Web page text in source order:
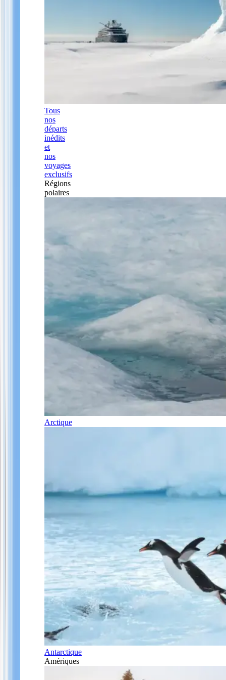
Tous
nos
départs
inédits
et
nos
voyages
exclusifs
Régions
polaires
Arctique
Antarctique
Amériques